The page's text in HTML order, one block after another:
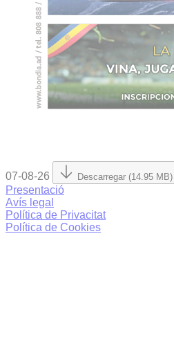
07-08-26 Descarregar (14.95 MB)
Presentació
Avís legal
Política de Privacitat
Política de Cookies